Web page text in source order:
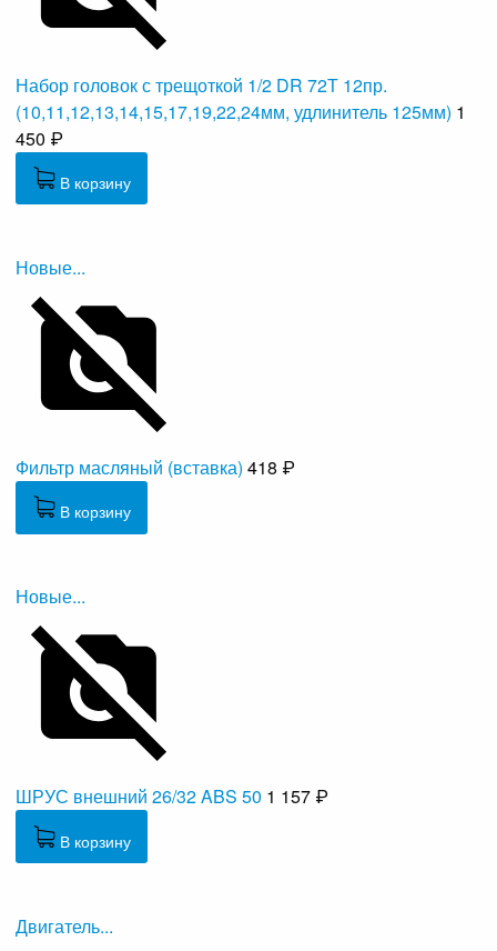
Набор головок с трещоткой 1/2 DR 72Т 12пр.
(10,11,12,13,14,15,17,19,22,24мм, удлинитель 125мм) 1
450 ₽
В корзину
Новые...
Фильтр масляный (вставка) 418 ₽
В корзину
Новые...
ШРУС внешний 26/32 ABS 50 1 157 ₽
В корзину
Двигатель...